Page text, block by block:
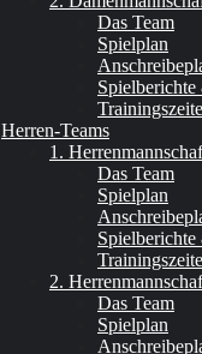
Das Team
Spielplan
Herren-Teams
1.
Das Team
Spielplan
2.
Das Team
Spielplan